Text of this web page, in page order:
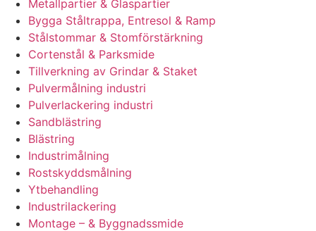
Metallpartier & Glaspartier
Bygga Ståltrappa, Entresol & Ramp
Stålstommar & Stomförstärkning
Cortenstål & Parksmide
Tillverkning av Grindar & Staket
Pulvermålning industri
Pulverlackering industri
Sandblästring
Blästring
Industrimålning
Rostskyddsmålning
Ytbehandling
Industrilackering
Montage – & Byggnadssmide